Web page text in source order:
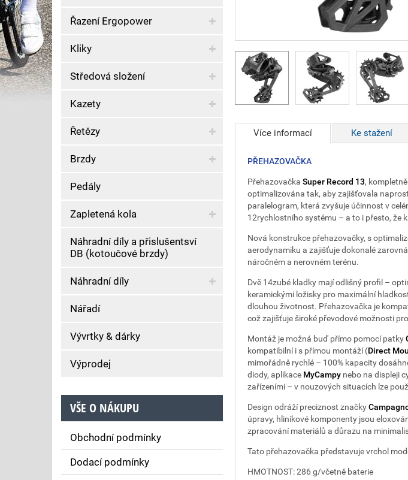
Více informací Ke stažení
PŘEHAZOVAČKA
Přehazovačka Super Record 13,
optimalizována tak, aby zajišťovala
paralelogram, která zvyšuje účinnost v
12rychlostního systému – a to i přesto, že
Nová konstrukce přehazovačky, s
aerodynamiku a zajišťuje dokonalé
náročném a nerovném terénu.
Dvě 14zubé kladky mají odlišný profil –
keramickými ložisky pro maximální
dlouhou životnost. Přehazovačka je
což zajišťuje široké převodové možnosti
Montáž je možná buď přímo pomocí patky
kompatibilní i s přímou montáží (Direct
mimořádně rychlé – 100% kapacity
diody, aplikace MyCampy nebo na displeji
zařízeními – v nouzových situacích lze
Design odráží preciznost značky
úpravy, hliníkové komponenty jsou
zpracování materiálů a důrazu na
Tato přehazovačka představuje vrchol
HMOTNOST: 286 g/včetně baterie
Řazení Ergopower
Kliky
Středová složení
Kazety
Řetězy
Brzdy
Pedály
Zapletená kola
Náhradní díly a přislušentsví
DB (kotoučové brzdy)
Náhradní díly
Nářadí
Vývrtky & dárky
Výprodej
VŠE O NÁKUPU
Obchodní podmínky
Dodací podmínky